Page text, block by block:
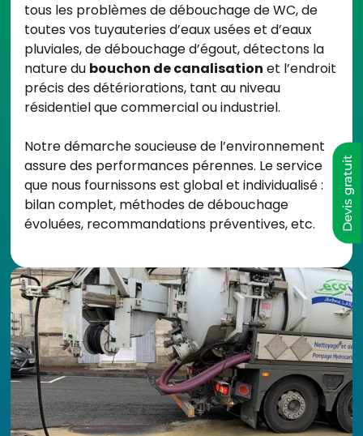
tous les problèmes de débouchage de WC, de
toutes vos tuyauteries d’eaux usées et d’eaux
pluviales, de débouchage d’égout, détectons la
nature du bouchon de canalisation et l’endroit
précis des détériorations, tant au niveau
résidentiel que commercial ou industriel.
Notre démarche soucieuse de l’environnement
assure des performances pérennes. Le service
que nous fournissons est global et individualisé :
bilan complet, méthodes de débouchage
évoluées, recommandations préventives, etc.
Devis gratuit